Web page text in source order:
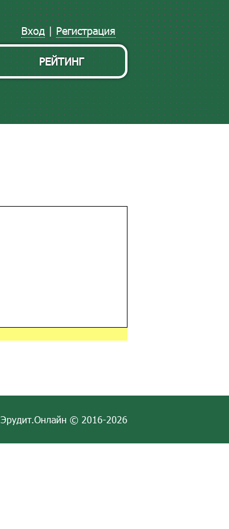
Регистрация
|
Вход
РЕЙТИНГ
Эрудит.Онлайн © 2016-2026